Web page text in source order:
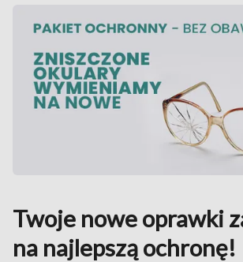
Twoje nowe oprawki
na najlepszą ochronę!